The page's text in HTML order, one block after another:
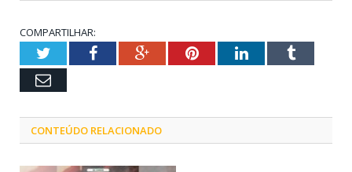
COMPARTILHAR:
TwitterFacebookGoogle+PinterestLinkedInTumblr
Email
CONTEÚDO RELACIONADO